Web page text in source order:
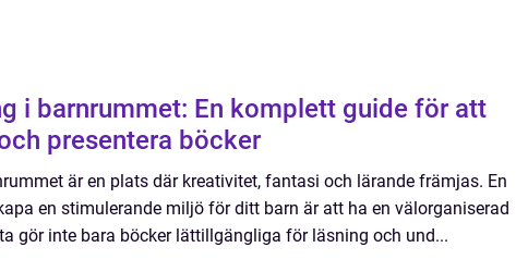
i barnrummet: En komplett guide för att
presentera böcker
är en plats där kreativitet, fantasi och lärande främjas. En
en stimulerande miljö för ditt barn är att ha en välorganiserad
gör inte bara böcker lättillgängliga för läsning och und...